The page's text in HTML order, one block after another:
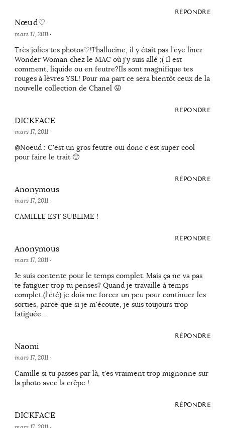
RÉPONDRE
Nœud♡
mars 17, 2011·
Très jolies tes photos♡!J'hallucine, il y était pas l'eye liner
Wonder Woman chez le MAC où j'y suis allé ;( Il est
comment, liquide ou en feutre?Ils sont magnifique tes
rouges à lèvres YSL! Pour ma part ce sera bientôt ceux de la
nouvelle collection de Chanel 😛
RÉPONDRE
DICKFACE
mars 17, 2011·
@Noeud : C'est un gros feutre oui donc c'est super cool
pour faire le trait 🙂
RÉPONDRE
Anonymous
mars 17, 2011·
CAMILLE EST SUBLIME !
RÉPONDRE
Anonymous
mars 17, 2011·
Je suis contente pour le temps complet. Mais ça ne va pas
te fatiguer trop tu penses? Quand je travaille à temps
complet (l'été) je dois me forcer un peu pour continuer les
sorties, parce que si je m'écoute, je suis toujours trop
fatiguée …
RÉPONDRE
Naomi
mars 17, 2011·
Camille si tu passes par là, t'es vraiment trop mignonne sur
la photo avec la crêpe !
RÉPONDRE
DICKFACE